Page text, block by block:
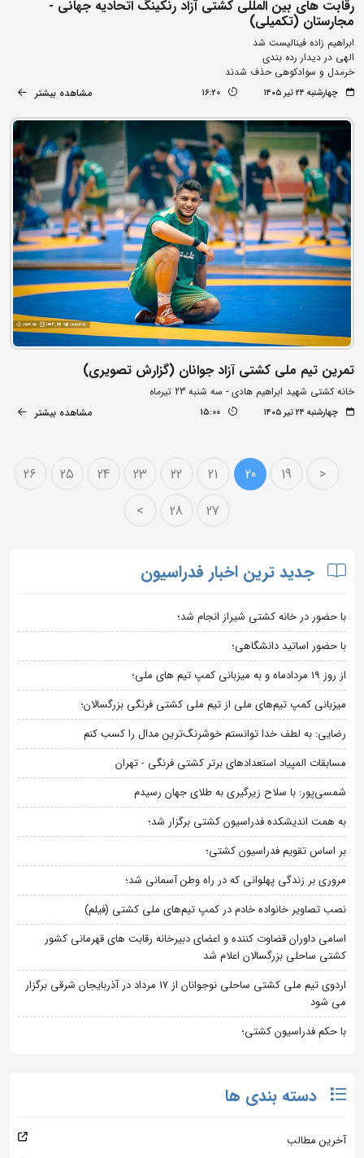
رقابت های بین المللی کشتی آزاد رنکینگ اتحادیه جهانی -
مجارستان (تکمیلی)
ابراهیم زاده فینالیست شد
الهی در دیدار رده بندی
خرمدل و سوادکوهی حذف شدند
چهارشنبه ۲۴ تیر ۱۴۰۵ 16:20 مشاهده بیشتر
تمرین تیم ملی کشتی آزاد جوانان (گزارش تصویری)
خانه کشتی شهید ابراهیم هادی - سه شنبه 23 تیرماه
چهارشنبه ۲۴ تیر ۱۴۰۵ 15:00 مشاهده بیشتر
<
19
20
21
22
23
24
25
26
27
28
>
جدید ترین اخبار فدراسیون
با حضور در خانه کشتی شیراز انجام شد؛
با حضور اساتید دانشگاهی؛
از روز 19 مردادماه و به میزبانی کمپ تیم های ملی؛
میزبانی کمپ تیم‌های ملی از تیم ملی کشتی فرنگی بزرگسالان؛
رضایی: به لطف خدا توانستم خوشرنگ‌ترین مدال را کسب کنم
مسابقات المپیاد استعدادهای برتر کشتی فرنگی - تهران
شمسی‌پور: با سلاح زیرگیری به طلای جهان رسیدم
به همت اندیشکده فدراسیون کشتی برگزار شد؛
بر اساس تقویم فدراسیون کشتی؛
مروری بر زندگی پهلوانی که در راه وطن آسمانی شد؛
نصب تصاویر خانواده خادم در کمپ تیم‌های ملی کشتی (فیلم)
اسامی داوران قضاوت کننده و اعضای دبیرخانه رقابت های قهرمانی کشور
کشتی ساحلی بزرگسالان اعلام شد
اردوی تیم ملی کشتی ساحلی نوجوانان از 17 مرداد در آذربایجان شرقی برگزار
می شود
با حکم فدراسیون کشتی؛
دسته بندی ها
آخرین مطالب